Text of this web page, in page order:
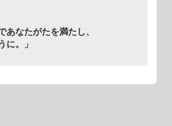
あなたがたを満たし、
に。」